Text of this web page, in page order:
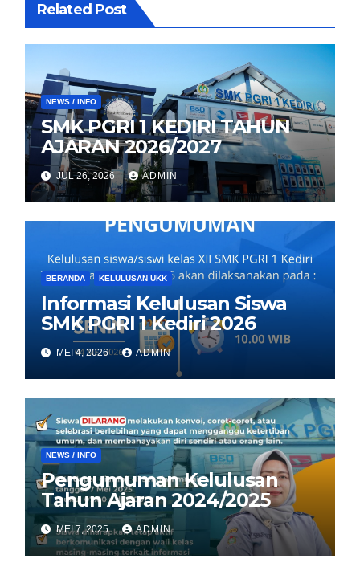
Related Post
NEWS / INFO
SMK PGRI 1 KEDIRI TAHUN
AJARAN 2026/2027
JUL 26, 2026 ADMIN
BERANDA KELULUSAN UKK
Informasi Kelulusan Siswa
SMK PGRI 1 Kediri 2026
MEI 4, 2026 ADMIN
NEWS / INFO
Pengumuman Kelulusan
Tahun Ajaran 2024/2025
MEI 7, 2025 ADMIN